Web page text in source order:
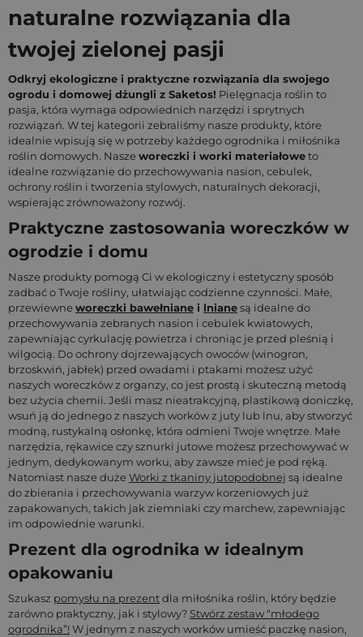
naturalne rozwiązania dla
twojej zielonej pasji
Odkryj ekologiczne i praktyczne rozwiązania dla swojego
ogrodu i domowej dżungli z Saketos! Pielęgnacja roślin to
pasja, która wymaga odpowiednich narzędzi i sprytnych
rozwiązań. W tej kategorii zebraliśmy nasze produkty, które
idealnie wpisują się w potrzeby każdego ogrodnika i miłośnika
roślin domowych. Nasze woreczki i worki materiałoweto
idealne rozwiązanie do przechowywania nasion, cebulek,
ochrony roślin i tworzenia stylowych, naturalnych dekoracji,
wspierając zrównoważony rozwój.
Praktyczne zastosowania woreczków w
ogrodzie i domu
Nasze produkty pomogą Ci w ekologiczny i estetyczny sposób
zadbać o Twoje rośliny, ułatwiając codzienne czynności. Małe,
przewiewne woreczki bawełniane i lnianesą idealne do
przechowywania zebranych nasion i cebulek kwiatowych,
zapewniając cyrkulację powietrza i chroniąc je przed pleśnią i
wilgocią. Do ochrony dojrzewających owoców (winogron,
brzoskwiń, jabłek) przed owadami i ptakami możesz użyć
naszych woreczków z organzy, co jest prostą i skuteczną metodą
bez użycia chemii. Jeśli masz nieatrakcyjną, plastikową doniczkę,
wsuń ją do jednego z naszych worków z juty lub lnu, aby stworzyć
modną, rustykalną osłonkę, która odmieni Twoje wnętrze. Małe
narzędzia, rękawice czy sznurki jutowe możesz przechowywać w
jednym, dedykowanym worku, aby zawsze mieć je pod ręką.
Natomiast nasze duże Worki z tkaniny jutopodobnej są idealne
do zbierania i przechowywania warzyw korzeniowych już
zapakowanych, takich jak ziemniaki czy marchew, zapewniając
im odpowiednie warunki.
Prezent dla ogrodnika w idealnym
opakowaniu
Szukasz pomysłu na prezentdla miłośnika roślin, który będzie
zarówno praktyczny, jak i stylowy? Stwórz zestaw “młodego
ogrodnika”!W jednym z naszych worków umieść paczkę nasion,